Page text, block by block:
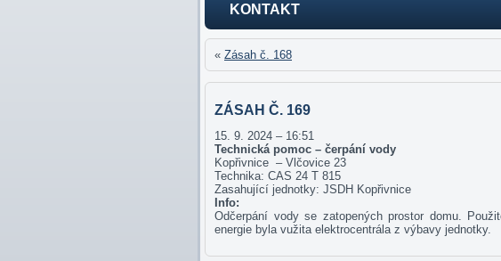
KONTAKT
« Zásah č. 168
ZÁSAH Č. 169
15. 9. 2024 – 16:51
Technická pomoc – čerpání vody
Kopřivnice – Vlčovice 23
Technika: CAS 24 T 815
Zasahující jednotky: JSDH Kopřivnice
Info:
Odčerpání vody se zatopených prostor domu.
energie byla vužita elektrocentrála z výbavy jednotky.